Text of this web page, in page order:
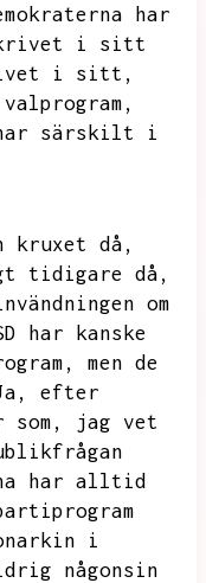
har
i sitt
i sitt,
har särskilt i
kruxet då,
tidigare då,
om
har kanske
men de
efter
som,
jag vet
har alltid
i
någonsin